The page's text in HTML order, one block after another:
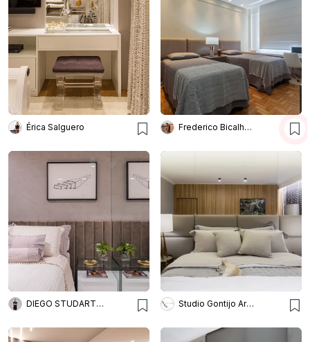
Érica Salguero Frederico Bicalho Arquitetura
DIEGO STUDART ARQUITETURA Studio Gontijo Arquitetura